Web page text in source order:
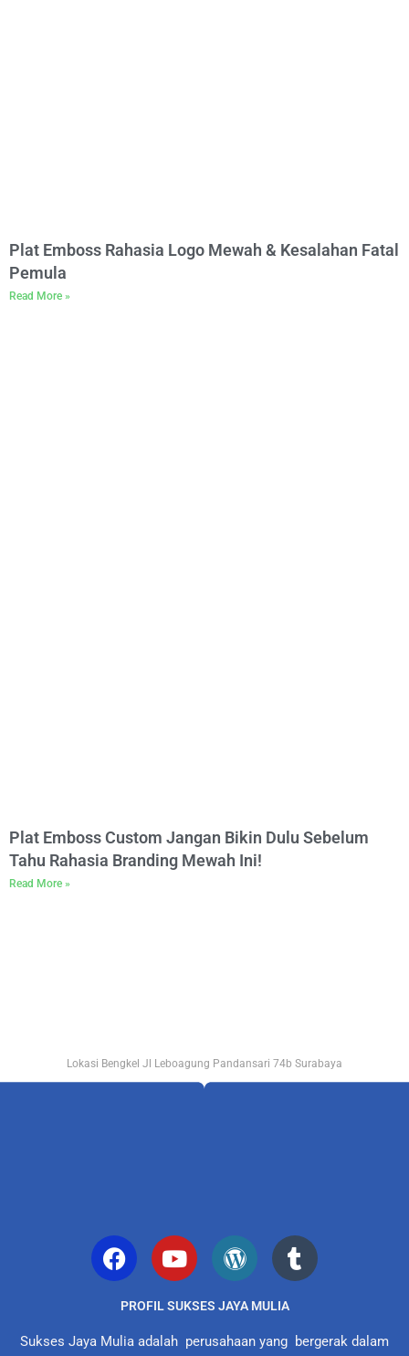
Plat Emboss Rahasia Logo Mewah & Kesalahan Fatal
Pemula
Read More »
Plat Emboss Custom Jangan Bikin Dulu Sebelum
Tahu Rahasia Branding Mewah Ini!
Read More »
Lokasi Bengkel Jl Leboagung Pandansari 74b Surabaya
PROFIL SUKSES JAYA MULIA
Sukses Jaya Mulia adalah perusahaan yang bergerak dalam